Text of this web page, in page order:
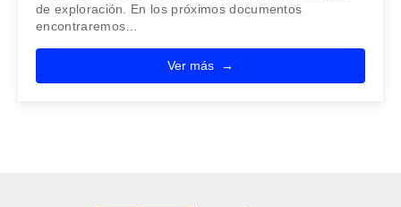
de exploración. En los próximos documentos
encontraremos…
Ver más